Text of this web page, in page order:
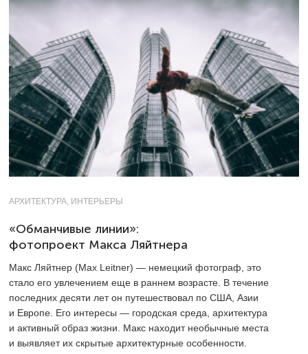
АРХИТЕКТУРА, ИНТЕРЬЕРЫ
«Обманчивые линии»:
фотопроект Макса Ляйтнера
Макс Ляйтнер (Max Leitner) — немецкий фотограф, это
стало его увлечением еще в раннем возрасте. В течение
последних десяти лет он путешествовал по США, Азии
и Европе. Его интересы — городская среда, архитектура
и активный образ жизни. Макс находит необычные места
и выявляет их скрытые архитектурные особенности.